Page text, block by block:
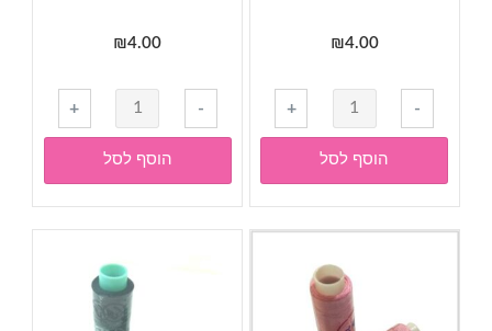
₪4.00
-
כמות
של
חוט
תפירה
קטן
כחול
+
הוסף לסל
₪4.00
-
כמות
של
חוט
תפירה
קטן
אפור
+
הוסף לסל